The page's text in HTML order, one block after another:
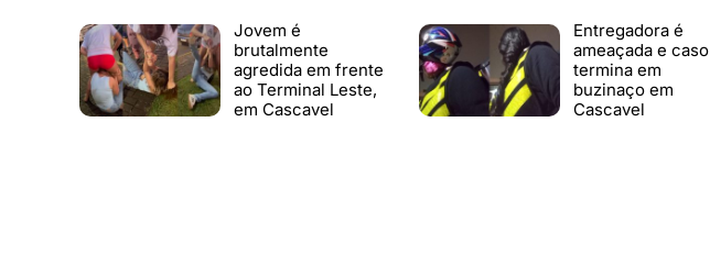
Jovem é
brutalmente
agredida em frente
ao Terminal Leste,
em Cascavel
Entregadora é
ameaçada e caso
termina em
buzinaço em
Cascavel